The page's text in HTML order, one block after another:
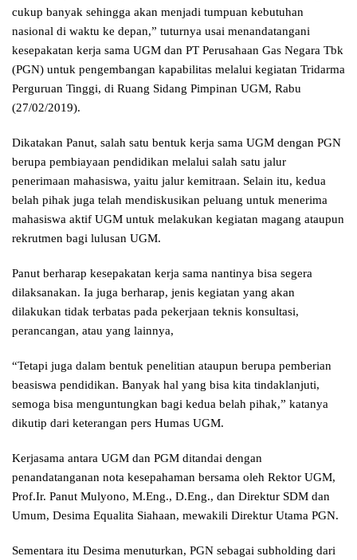
cukup banyak sehingga akan menjadi tumpuan kebutuhan
nasional di waktu ke depan,” tuturnya usai menandatangani
kesepakatan kerja sama UGM dan PT Perusahaan Gas Negara Tbk
(PGN) untuk pengembangan kapabilitas melalui kegiatan Tridarma
Perguruan Tinggi, di Ruang Sidang Pimpinan UGM, Rabu
(27/02/2019).
Dikatakan Panut, salah satu bentuk kerja sama UGM dengan PGN
berupa pembiayaan pendidikan melalui salah satu jalur
penerimaan mahasiswa, yaitu jalur kemitraan. Selain itu, kedua
belah pihak juga telah mendiskusikan peluang untuk menerima
mahasiswa aktif UGM untuk melakukan kegiatan magang ataupun
rekrutmen bagi lulusan UGM.
Panut berharap kesepakatan kerja sama nantinya bisa segera
dilaksanakan. Ia juga berharap, jenis kegiatan yang akan
dilakukan tidak terbatas pada pekerjaan teknis konsultasi,
perancangan, atau yang lainnya,
“Tetapi juga dalam bentuk penelitian ataupun berupa pemberian
beasiswa pendidikan. Banyak hal yang bisa kita tindaklanjuti,
semoga bisa menguntungkan bagi kedua belah pihak,” katanya
dikutip dari keterangan pers Humas UGM.
Kerjasama antara UGM dan PGM ditandai dengan
penandatanganan nota kesepahaman bersama oleh Rektor UGM,
Prof.Ir. Panut Mulyono, M.Eng., D.Eng., dan Direktur SDM dan
Umum, Desima Equalita Siahaan, mewakili Direktur Utama PGN.
Sementara itu Desima menuturkan, PGN sebagai subholding dari